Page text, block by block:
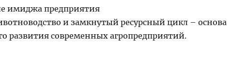
имиджа предприятия
и замкнутый ресурсный цикл – основа
развития современных агропредприятий.